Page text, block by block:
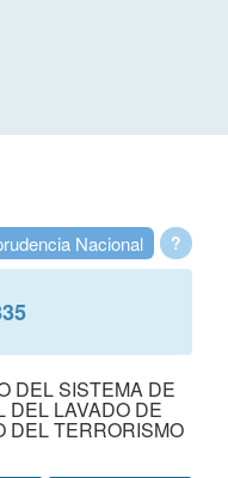
?
Nacional
DEL SISTEMA DE
DEL LAVADO DE
DEL TERRORISMO